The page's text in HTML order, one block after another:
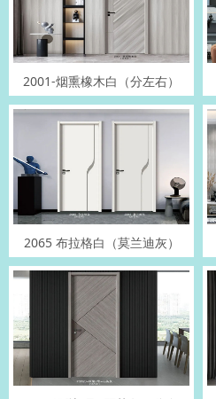
2001-烟熏橡木白（分左右）
2065 布拉格白（莫兰迪灰）